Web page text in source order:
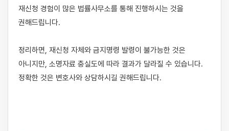
재신청 경험이 많은 법률사무소를 통해 진행하시는 것을
권해드립니다.
정리하면, 재신청 자체와 금지명령 발령이 불가능한 것은
아니지만, 소명자료 충실도에 따라 결과가 달라질 수 있습니다.
정확한 것은 변호사와 상담하시길 권해드립니다.